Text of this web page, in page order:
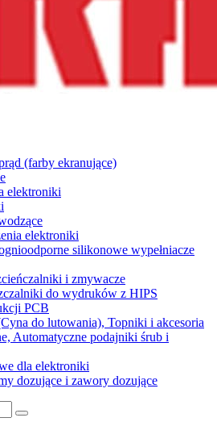
(farby ekranujące)
elektroniki
elektroniki
silikonowe wypełniacze
i zmywacze
do wydruków z HIPS
PCB
do lutowania), Topniki i akcesoria
Automatyczne podajniki śrub i
dla elektroniki
dozujące i zawory dozujące